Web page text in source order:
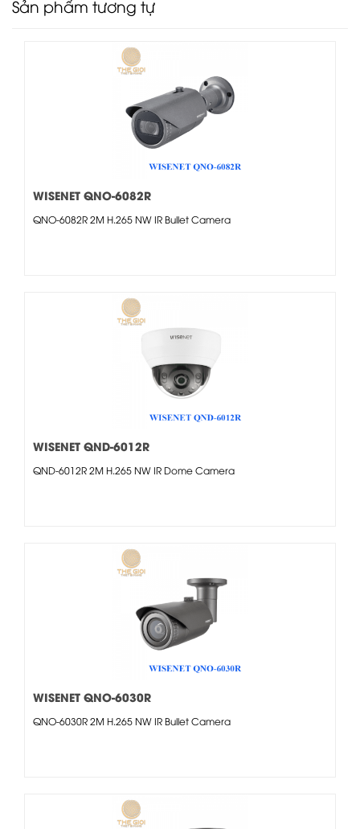
Sản phẩm tương tự
WISENET QNO-6082R
QNO-6082R 2M H.265 NW IR Bullet Camera
WISENET QND-6012R
QND-6012R 2M H.265 NW IR Dome Camera
WISENET QNO-6030R
QNO-6030R 2M H.265 NW IR Bullet Camera